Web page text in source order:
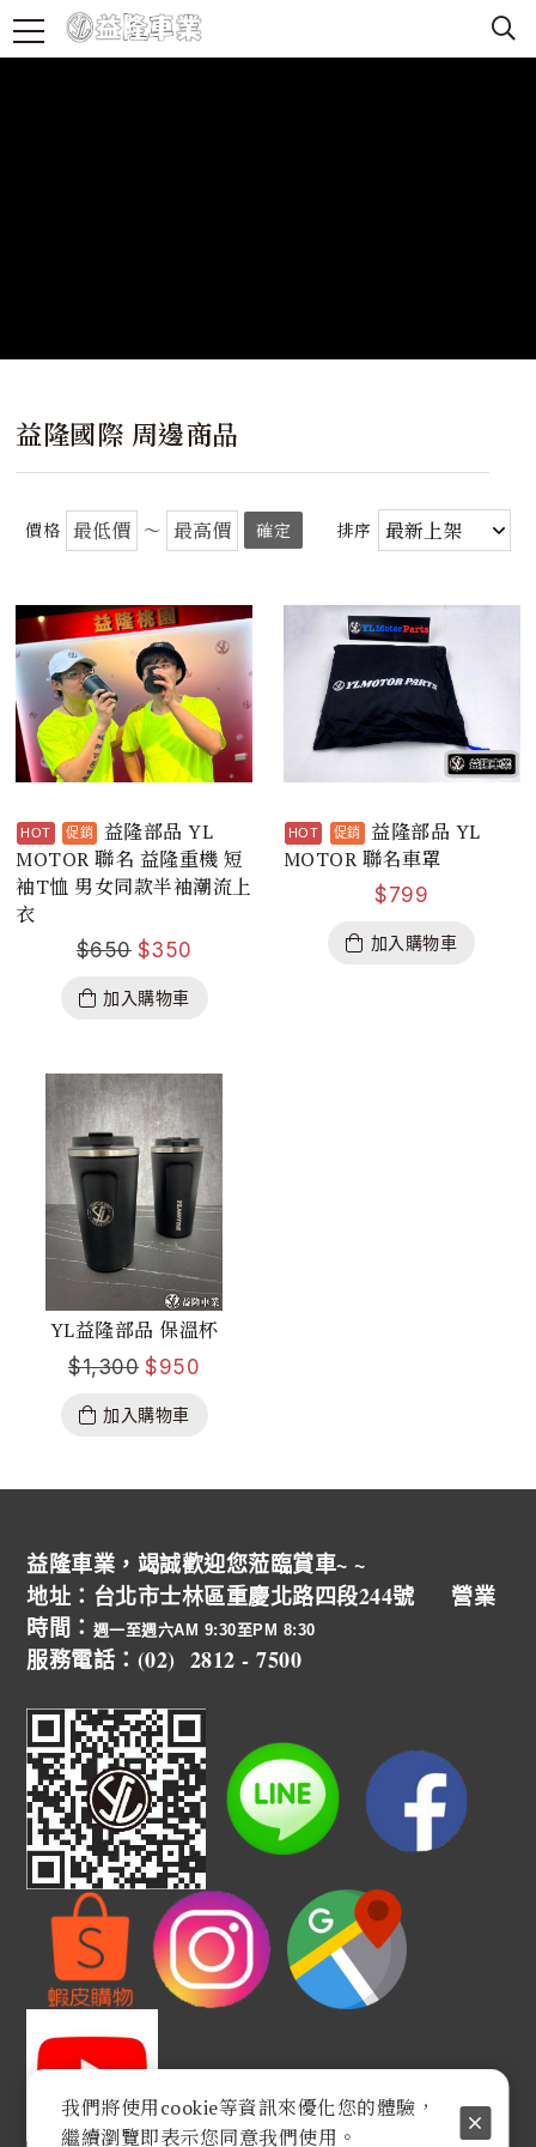
益隆國際 周邊商品
價格 ～ 確定 排序
益隆部品 YL
MOTOR 聯名 益隆重機 短
袖T恤 男女同款半袖潮流上
衣
$650 $350
加入購物車
益隆部品 YL
MOTOR 聯名車罩
$799
加入購物車
YL益隆部品 保溫杯
$1,300 $950
加入購物車
益隆車業，竭誠歡迎您蒞臨賞車~ ~
地址：台北市士林區重慶北路四段244號 營業
時間： 週一至週六AM 9:30至PM 8:30
服務電話：(02) 2812 - 7500
我們將使用cookie等資訊來優化您的體驗，
繼續瀏覽即表示您同意我們使用。